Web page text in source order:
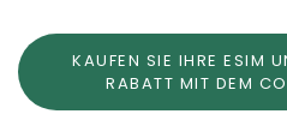
KAUFEN SIE IHRE ESIM
RABATT MIT DEM